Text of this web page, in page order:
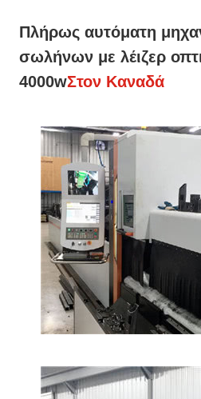
Πλήρως αυτόματη
σωλήνων με λέιζερ
4000wΣτον Καναδά